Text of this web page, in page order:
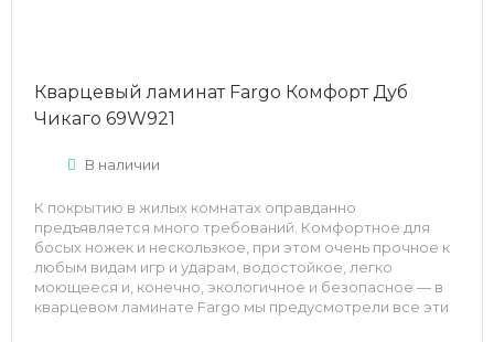
Кварцевый ламинат Fargo Комфорт Дуб
Чикаго 69W921
В наличии
К покрытию в жилых комнатах оправданно
предъявляется много требований. Комфортное для
босых ножек и нескользкое, при этом очень прочное к
любым видам игр и ударам, водостойкое, легко
моющееся и, конечно, экологичное и безопасное — в
кварцевом ламинате Fargo мы предусмотрели все эти